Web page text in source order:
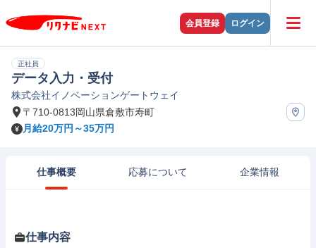
会員登録 ログイン
正社員
データ入力・受付
株式会社イノベーションゲートウェイ
〒710-0813岡山県倉敷市寿町
月給20万円～35万円
仕事概要 応募について 企業情報
仕事内容